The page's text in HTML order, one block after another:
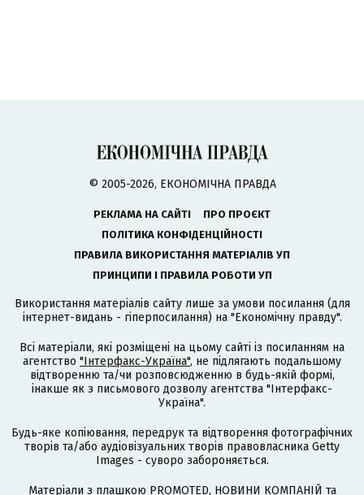
© 2005-2026, ЕКОНОМІЧНА ПРАВДА
РЕКЛАМА НА САЙТІ
ПРО ПРОЄКТ
ПОЛІТИКА КОНФІДЕНЦІЙНОСТІ
ПРАВИЛА ВИКОРИСТАННЯ МАТЕРІАЛІВ УП
ПРИНЦИПИ І ПРАВИЛА РОБОТИ УП
Використання матеріалів сайту лише за умови посилання (для
інтернет-видань - гіперпосилання) на "Економічну правду".
Всі матеріали, які розміщені на цьому сайті із посиланням на
агентство "Інтерфакс-Україна", не підлягають подальшому
відтворенню та/чи розповсюдженню в будь-якій формі,
інакше як з письмового дозволу агентства "Інтерфакс-
Україна".
Будь-яке копіювання, передрук та відтворення фотографічних
творів та/або аудіовізуальних творів правовласника Getty
Images - суворо забороняється.
Матеріали з плашкою PROMOTED, НОВИНИ КОМПАНІЙ та